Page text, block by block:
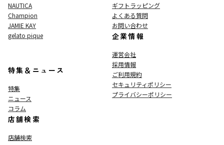
NAUTICA
Champion
JAMIE KAY
gelato pique
特集＆ニュース
特集
ニュース
コラム
店舗検索
店舗検索
ギフトラッピング
よくある質問
お問い合わせ
企業情報
運営会社
採用情報
ご利用規約
セキュリティポリシー
プライバシーポリシー